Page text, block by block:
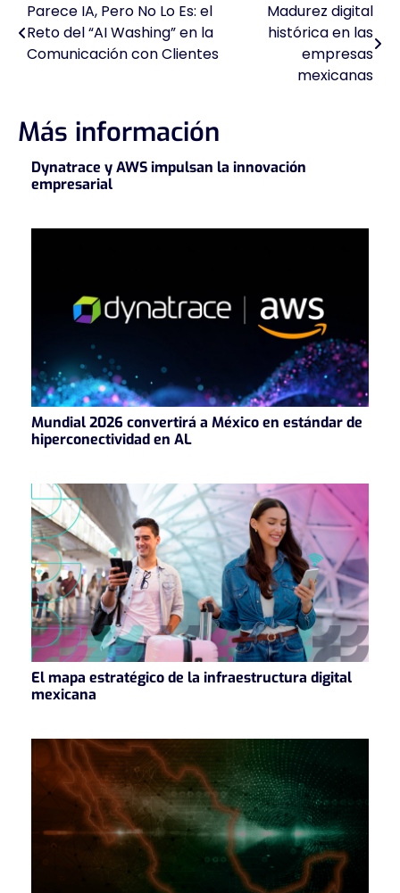
Navegación
de
Parece IA, Pero No Lo Es: el
Reto del “AI Washing” en la
Comunicación con Clientes
Madurez digital
histórica en las
empresas
mexicanas
Más información
Dynatrace y AWS impulsan la innovación
empresarial
Mundial 2026 convertirá a México en estándar de
hiperconectividad en AL
El mapa estratégico de la infraestructura digital
mexicana